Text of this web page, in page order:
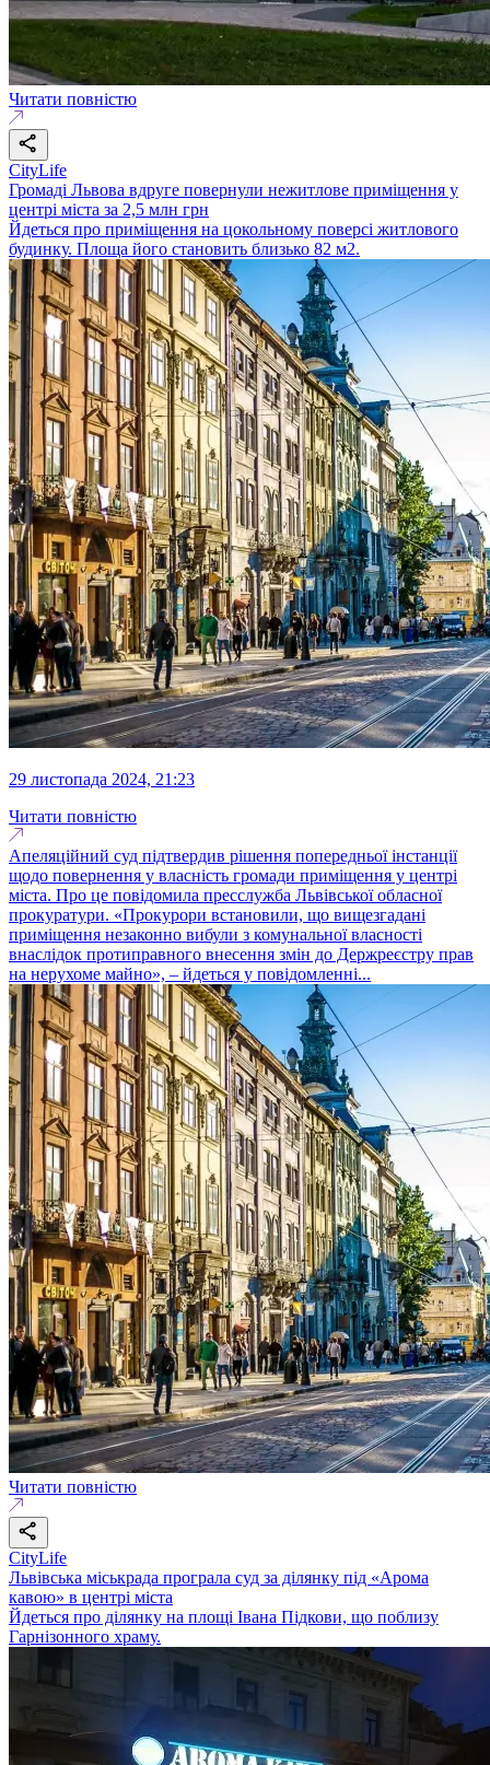
Читати повністю
CityLife
Громаді Львова вдруге повернули нежитлове приміщення у
центрі міста за 2,5 млн грн
Йдеться про приміщення на цокольному поверсі житлового
будинку. Площа його становить близько 82 м2.
29 листопада 2024, 21:23
Читати повністю
Апеляційний суд підтвердив рішення попередньої інстанції
щодо повернення у власність громади приміщення у центрі
міста. Про це повідомила пресслужба Львівської обласної
прокуратури. «Прокурори встановили, що вищезгадані
приміщення незаконно вибули з комунальної власності
внаслідок протиправного внесення змін до Держреєстру прав
на нерухоме майно», – йдеться у повідомленні...
Читати повністю
CityLife
Львівська міськрада програла суд за ділянку під «Арома
кавою» в центрі міста
Йдеться про ділянку на площі Івана Підкови, що поблизу
Гарнізонного храму.